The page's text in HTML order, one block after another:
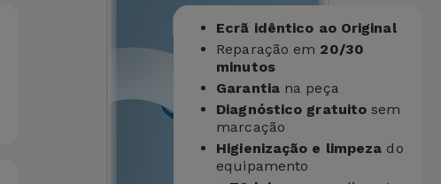
Ecrã idêntico ao Original
Reparação em 20/30
minutos
Garantiana peça
Diagnóstico gratuito sem
marcação
Higienização e limpeza do
equipamento